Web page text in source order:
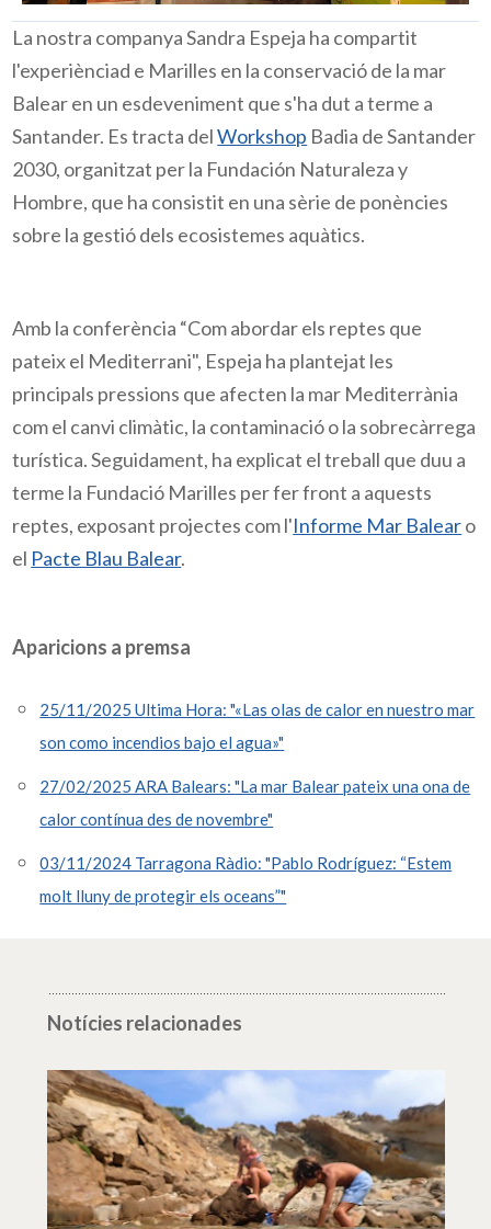
La nostra companya Sandra Espeja ha compartit
l'experiènciad e Marilles en la conservació de la mar
Balear en un esdeveniment que s'ha dut a terme a
Santander. Es tracta delWorkshop Badia de Santander
2030, organitzat per la Fundación Naturaleza y
Hombre, que ha consistit en una sèrie de ponències
sobre la gestió dels ecosistemes aquàtics.
Amb la conferència “Com abordar els reptes que
pateix el Mediterrani", Espeja ha plantejat les
principals pressions que afecten la mar Mediterrània
com el canvi climàtic, la contaminació o la sobrecàrrega
turística. Seguidament, ha explicat el treball que duu a
terme la Fundació Marilles per fer front a aquests
reptes, exposant projectes com l'Informe Mar Balearo
el Pacte Blau Balear.
Aparicions a premsa
25/11/2025 Ultima Hora: "«Las olas de calor en nuestro mar
son como incendios bajo el agua»"
27/02/2025 ARA Balears: "La mar Balear pateix una ona de
calor contínua des de novembre"
03/11/2024 Tarragona Ràdio: "Pablo Rodríguez: “Estem
molt lluny de protegir els oceans”"
Notícies relacionades